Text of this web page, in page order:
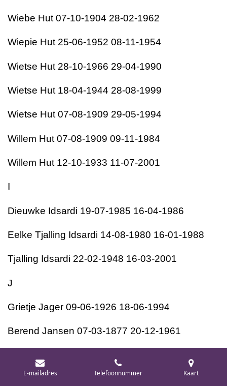
Wiebe Hut 07-10-1904 28-02-1962
Wiepie Hut 25-06-1952 08-11-1954
Wietse Hut 28-10-1966 29-04-1990
Wietse Hut 18-04-1944 28-08-1999
Wietse Hut 07-08-1909 29-05-1994
Willem Hut 07-08-1909 09-11-1984
Willem Hut 12-10-1933 11-07-2001
I
Dieuwke Idsardi 19-07-1985 16-04-1986
Eelke Tjalling Idsardi 14-08-1980 16-01-1988
Tjalling Idsardi 22-02-1948 16-03-2001
J
Grietje Jager 09-06-1926 18-06-1994
Berend Jansen 07-03-1877 20-12-1961
Jan Jansma 07-08-1876 08-05-1929
E-mailadres Telefoonnummer Kaart